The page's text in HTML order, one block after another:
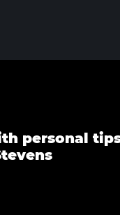
personal